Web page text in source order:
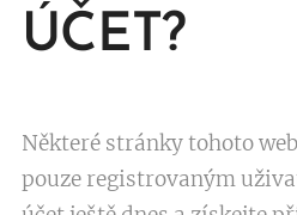
ÚČET?
Některé stránky tohoto
pouze registrovaným